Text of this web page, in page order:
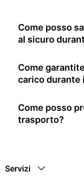
Come posso
al sicuro
Come
carico durante
Come posso
trasporto?
Servizi